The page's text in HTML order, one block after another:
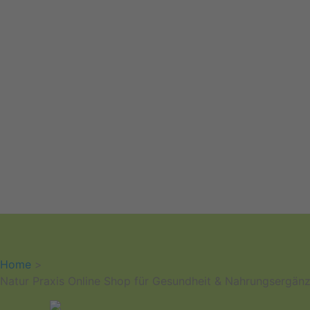
Home >
Natur Praxis Online Shop für Gesundheit &